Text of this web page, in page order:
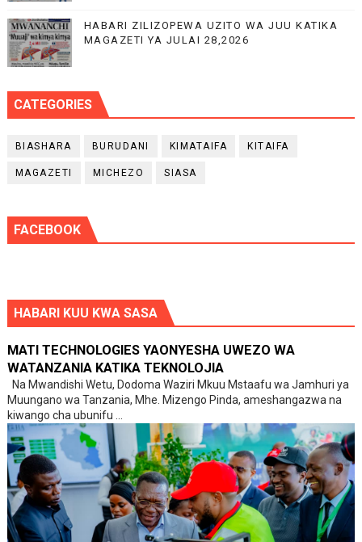
HABARI ZILIZOPEWA UZITO WA JUU KATIKA
MAGAZETI YA JULAI 28,2026
CATEGORIES
BIASHARA BURUDANI KIMATAIFA KITAIFA
MAGAZETI MICHEZO SIASA
FACEBOOK
HABARI KUU KWA SASA
MATI TECHNOLOGIES YAONYESHA UWEZO WA
WATANZANIA KATIKA TEKNOLOJIA
Na Mwandishi Wetu, Dodoma Waziri Mkuu Mstaafu wa Jamhuri ya
Muungano wa Tanzania, Mhe. Mizengo Pinda, ameshangazwa na
kiwango cha ubunifu ...